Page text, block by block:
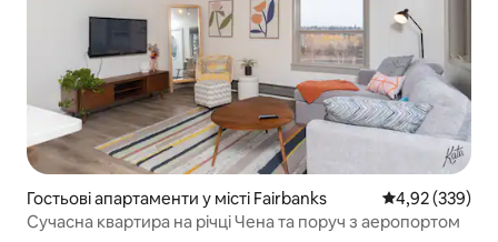
Гостьові апартаменти у місті Fairbanks Середня
4,92 (339)
Сучасна квартира на річці Чена та поруч з аеропортом